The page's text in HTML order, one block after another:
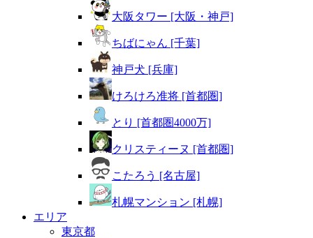
大阪タワー [大阪・神戸]
ちばにゃん [千葉]
神戸犬 [兵庫]
けろけろ准将 [首都圏]
とり [首都圏4000万]
クリスティーヌ [首都圏]
こたろう [名古屋]
札幌マンション [札幌]
エリア
東京都